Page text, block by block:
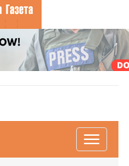
Toggle